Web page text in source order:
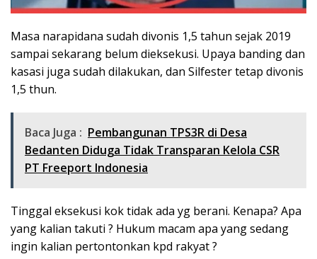
Masa narapidana sudah divonis 1,5 tahun sejak 2019
sampai sekarang belum dieksekusi. Upaya banding dan
kasasi juga sudah dilakukan, dan Silfester tetap divonis
1,5 thun.
Baca Juga : Pembangunan TPS3R di Desa
Bedanten Diduga Tidak Transparan Kelola CSR
PT Freeport Indonesia
Tinggal eksekusi kok tidak ada yg berani. Kenapa? Apa
yang kalian takuti ? Hukum macam apa yang sedang
ingin kalian pertontonkan kpd rakyat ?